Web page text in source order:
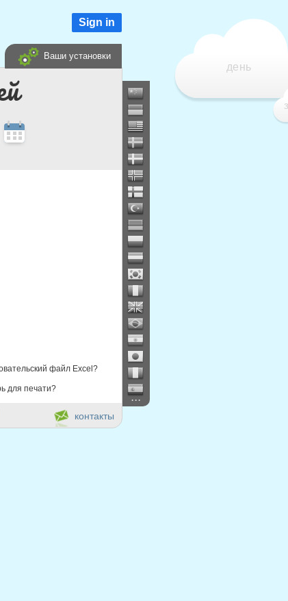
файл Excel?
для печати?
день
Sign in
Ваши установки
...
контакты